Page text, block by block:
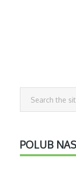
POLUB